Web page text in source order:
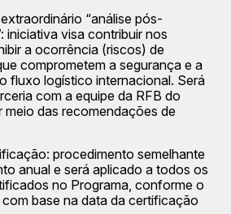
“análise pós-
iniciativa visa contribuir nos
a ocorrência (riscos) de
comprometem a segurança e a
fluxo logístico internacional. Será
com a equipe da RFB do
meio das recomendações de
procedimento semelhante
anual e será aplicado a todos os
no Programa, conforme o
base na data da certificação